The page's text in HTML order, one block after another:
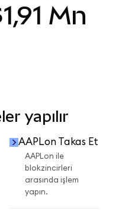
Mn
yapılır
AAPLon Takas Et
AAPLon ile
blokzincirleri
arasında işlem
yapın.